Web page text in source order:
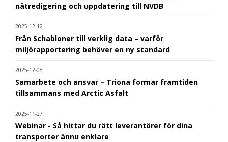
nätredigering och uppdatering till NVDB
2025-12-12
Från Schabloner till verklig data – varför
miljörapportering behöver en ny standard
2025-12-08
Samarbete och ansvar – Triona formar framtiden
tillsammans med Arctic Asfalt
2025-11-27
Webinar - Så hittar du rätt leverantörer för dina
transporter ännu enklare